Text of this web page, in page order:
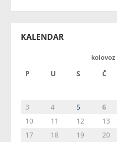
KALENDAR
kolovoz
P U S Č
3
4 5 6
10
11 12 13
17
18 19 20